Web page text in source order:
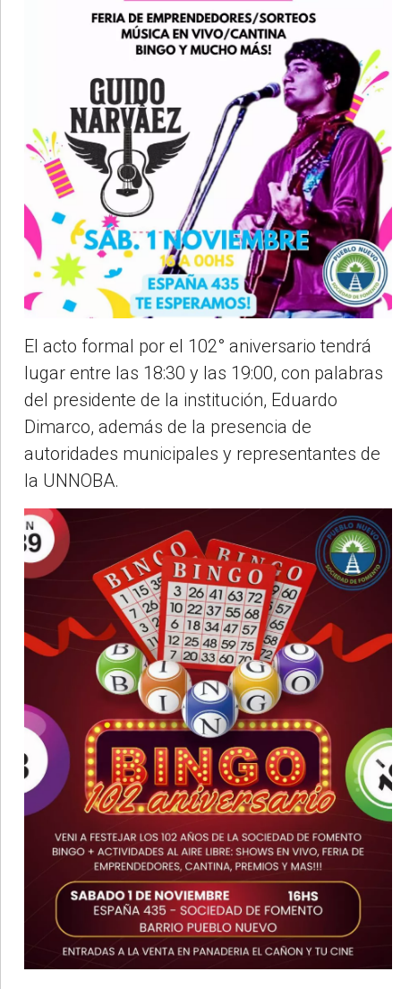
El acto formal por el 102° aniversario tendrá
lugar entre las 18:30 y las 19:00, con palabras
del presidente de la institución, Eduardo
Dimarco, además de la presencia de
autoridades municipales y representantes de
la UNNOBA.